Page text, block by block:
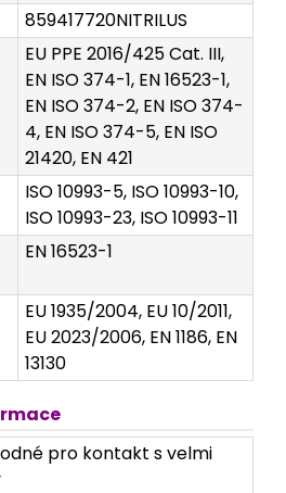
859417720NITRILUS
EU PPE 2016/425 Cat. III,
EN ISO 374-1, EN 16523-1,
EN ISO 374-2, EN ISO 374-
4, EN ISO 374-5, EN ISO
21420, EN 421
ISO 10993-5, ISO 10993-10,
ISO 10993-23, ISO 10993-11
EN 16523-1
EU 1935/2004, EU 10/2011,
EU 2023/2006, EN 1186, EN
13130
pro kontakt s velmi